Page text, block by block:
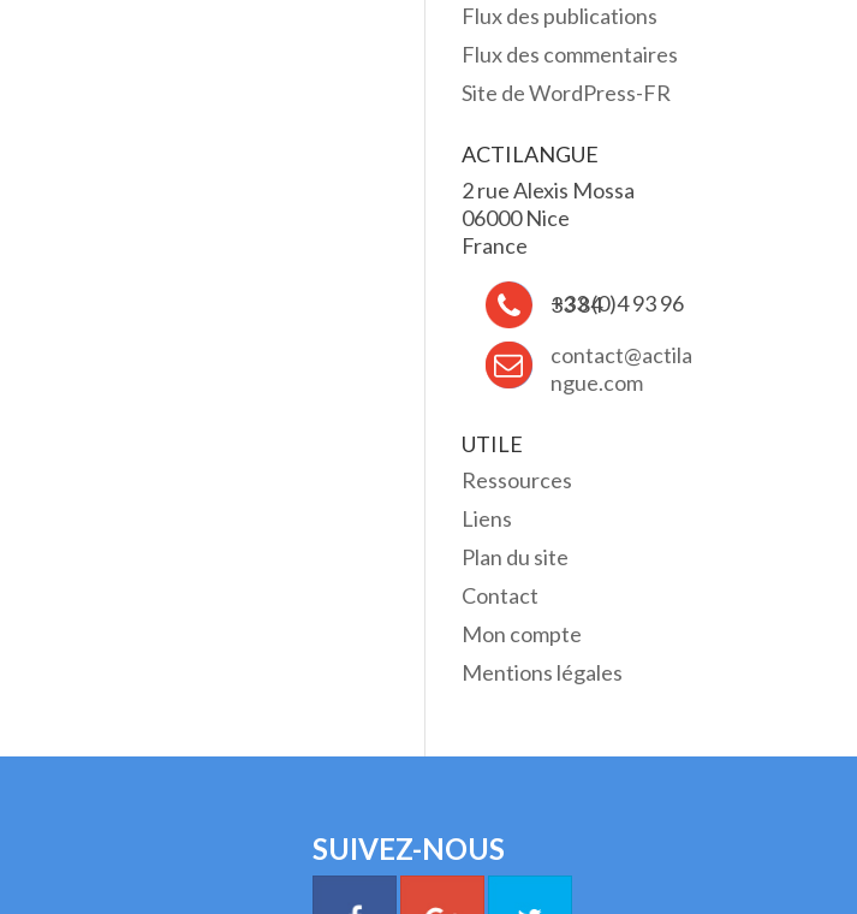
Flux des publications
Flux des commentaires
Site de WordPress-FR
ACTILANGUE
2 rue Alexis Mossa
06000 Nice
France
+33 (0)4 93 96 33 84
contact@actila
ngue.com
UTILE
Ressources
Liens
Plan du site
Contact
Mon compte
Mentions légales
SUIVEZ-NOUS